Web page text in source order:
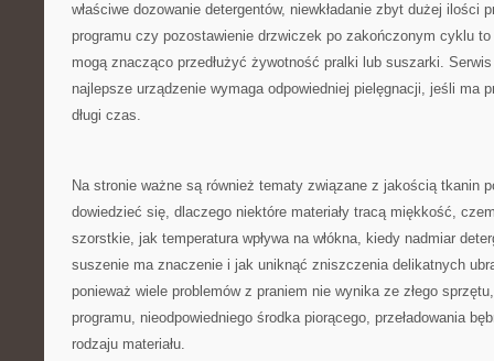
właściwe dozowanie detergentów, niewkładanie zbyt dużej ilości
programu czy pozostawienie drzwiczek po zakończonym cyklu to
mogą znacząco przedłużyć żywotność pralki lub suszarki.
najlepsze urządzenie wymaga odpowiedniej pielęgnacji, jeśli ma
długi czas.
Na stronie ważne są również tematy związane z jakością tkanin
dowiedzieć się, dlaczego niektóre materiały tracą miękkość,
szorstkie, jak temperatura wpływa na włókna, kiedy nadmiar
suszenie ma znaczenie i jak uniknąć zniszczenia delikatnych
ponieważ wiele problemów z praniem nie wynika ze złego
programu, nieodpowiedniego środka piorącego, przeładowania
rodzaju materiału.